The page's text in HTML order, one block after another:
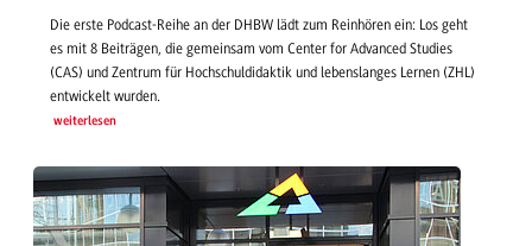
Die erste Podcast-Reihe an der DHBW lädt zum Reinhören ein: Los geht
es mit 8 Beiträgen, die gemeinsam vom Center for Advanced Studies
(CAS) und Zentrum für Hochschuldidaktik und lebenslanges Lernen (ZHL)
entwickelt wurden.
weiterlesen